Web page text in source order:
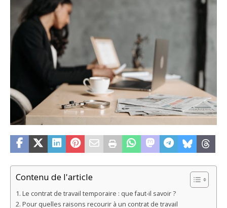
Contenu de l'article
Le contrat de travail temporaire : que faut-il savoir ?
Pour quelles raisons recourir à un contrat de travail